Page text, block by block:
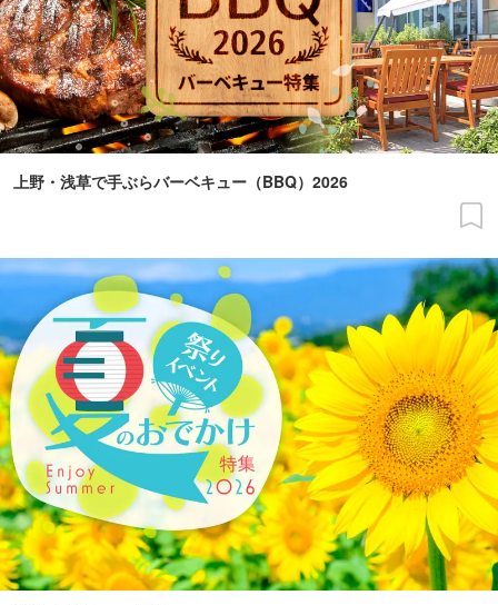
上野・浅草で手ぶらバーベキュー（BBQ）2026